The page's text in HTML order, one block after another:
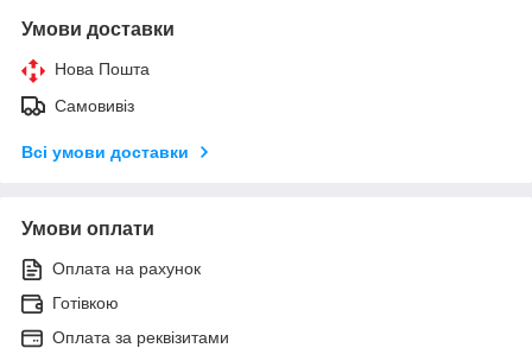
Умови доставки
Нова Пошта
Самовивіз
Всі умови доставки
Умови оплати
Оплата на рахунок
Готівкою
Оплата за реквізитами